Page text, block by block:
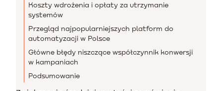
Koszty wdrożenia i opłaty za utrzymanie
systemów
Przegląd najpopularniejszych platform do
automatyzacji w Polsce
Główne błędy niszczące współczynnik konwersji
w kampaniach
Podsumowanie